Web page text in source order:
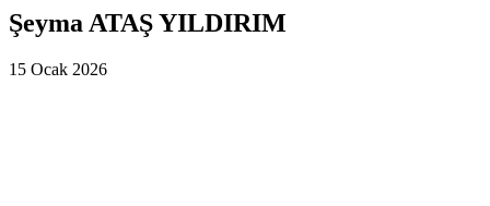
Şeyma ATAŞ YILDIRIM
15 Ocak 2026